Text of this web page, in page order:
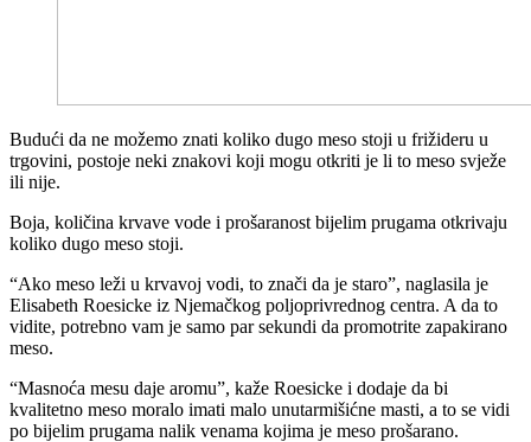
Budući da ne možemo znati koliko dugo meso stoji u frižideru u
trgovini, postoje neki znakovi koji mogu otkriti je li to meso svježe
ili nije.
Boja, količina krvave vode i prošaranost bijelim prugama otkrivaju
koliko dugo meso stoji.
“Ako meso leži u krvavoj vodi, to znači da je staro”, naglasila je
Elisabeth Roesicke iz Njemačkog poljoprivrednog centra. A da to
vidite, potrebno vam je samo par sekundi da promotrite zapakirano
meso.
“Masnoća mesu daje aromu”, kaže Roesicke i dodaje da bi
kvalitetno meso moralo imati malo unutarmišićne masti, a to se vidi
po bijelim prugama nalik venama kojima je meso prošarano.